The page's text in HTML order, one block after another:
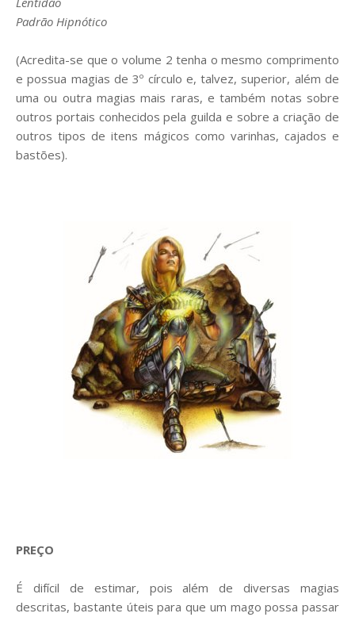
Padrão Hipnótico
(Acredita-se que o volume 2 tenha o mesmo comprimento
e possua magias de 3º círculo e, talvez, superior, além de
uma ou outra magias mais raras, e também notas sobre
outros portais conhecidos pela guilda e sobre a criação de
outros tipos de itens mágicos como varinhas, cajados e
bastões).
PREÇO
É difícil de estimar, pois além de diversas magias
descritas, bastante úteis para que um mago possa passar